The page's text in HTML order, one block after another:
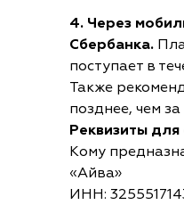
4. Через
Сбербанка.
поступает в
Также
позднее, чем
Реквизиты
Кому
«Айва»
ИНН: